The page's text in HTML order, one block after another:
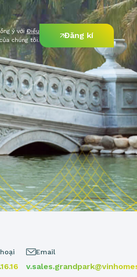
ý vớiĐiều
của chúng tôi. Đăng kí
Email